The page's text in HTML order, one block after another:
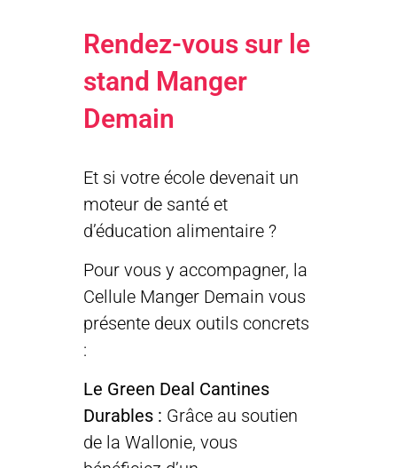
Rendez-vous sur le
stand Manger
Demain
Et si votre école devenait un
moteur de santé et
d’éducation alimentaire ?
Pour vous y accompagner, la
Cellule Manger Demain vous
présente deux outils concrets
:
Le Green Deal Cantines
Durables : Grâce au soutien
de la Wallonie, vous